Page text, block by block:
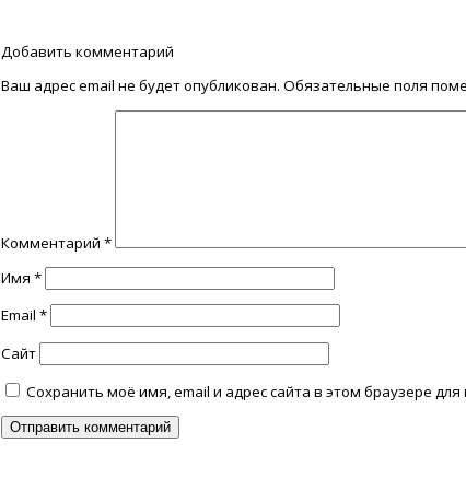
Добавить комментарий
Ваш адрес email не будет опубликован. Обязательные поля
Комментарий *
Имя *
Email *
Сайт
Сохранить моё имя, email и адрес сайта в этом браузере